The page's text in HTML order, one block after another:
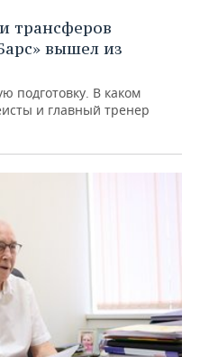
трансферов
вышел из
подготовку. В каком
и главный тренер